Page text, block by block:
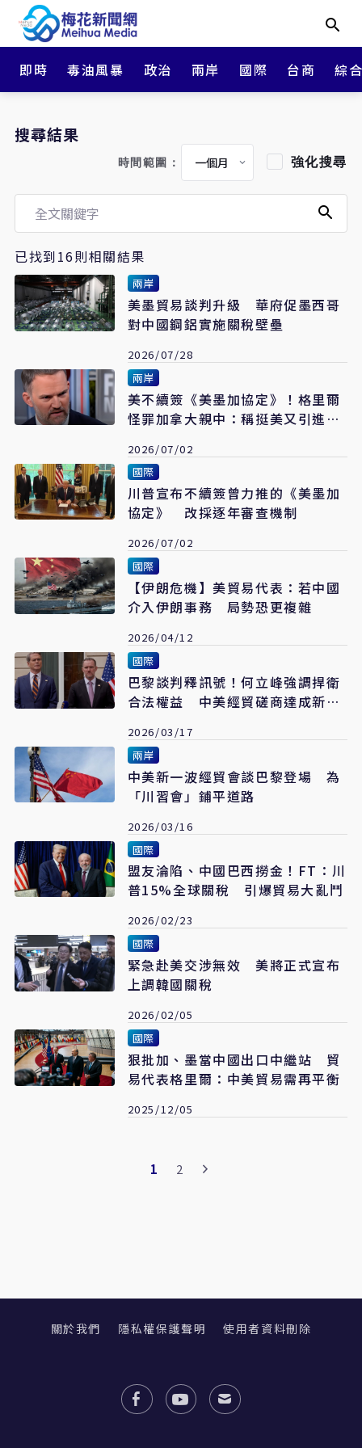
即時 毒油風暴 政治 兩岸 國際 台商 綜
搜尋結果
時間範圍： 強化搜尋
已找到16則相關結果
兩岸
美墨貿易談判升級 華府促墨西哥
對中國鋼鋁實施關稅壁壘
2026/07/28
兩岸
美不續簽《美墨加協定》！格里爾
怪罪加拿大親中：稱挺美又引進陸
2026/07/02
國際
川普宣布不續簽曾力推的《美墨加
協定》 改採逐年審查機制
2026/07/02
國際
【伊朗危機】美貿易代表：若中國
介入伊朗事務 局勢恐更複雜
2026/04/12
國際
巴黎談判釋訊號！何立峰強調捍衛
合法權益 中美經貿磋商達成新共
2026/03/17
兩岸
中美新一波經貿會談巴黎登場 為
「川習會」鋪平道路
2026/03/16
國際
盟友淪陷、中國巴西撈金！FT：川
普15%全球關稅 引爆貿易大亂鬥
2026/02/23
國際
緊急赴美交涉無效 美將正式宣布
上調韓國關稅
2026/02/05
國際
狠批加、墨當中國出口中繼站 貿
易代表格里爾：中美貿易需再平衡
2025/12/05
1 2
關於我們 隱私權保護聲明 使用者資料刪除